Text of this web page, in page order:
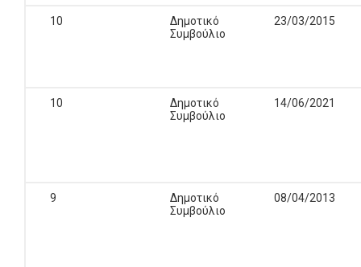
10
Δημοτικό
Συμβούλιο
23/03/2015
10
Δημοτικό
Συμβούλιο
14/06/2021
9
Δημοτικό
Συμβούλιο
08/04/2013